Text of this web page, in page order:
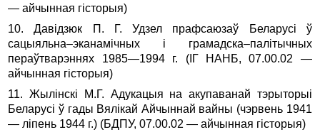
— айчынная гісторыя)
10. Давідзюк П. Г. Удзел прафсаюзаў Беларусі ў
сацыяльна–эканамічных і грамадска–палітычных
пераўтварэннях 1985—1994 г. (ІГ НАНБ, 07.00.02 —
айчынная гісторыя)
11. Жылінскі М.Г. Адукацыя на акупаванай тэрыторыі
Беларусі ў гады Вялікай Айчыннай вайны (чэрвень 1941
— ліпень 1944 г.) (БДПУ, 07.00.02 — айчынная гісторыя)